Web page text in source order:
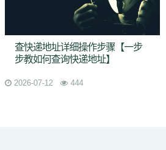
查快递地址详细操作步骤【一步
步教如何查询快递地址】
2026-07-12 444